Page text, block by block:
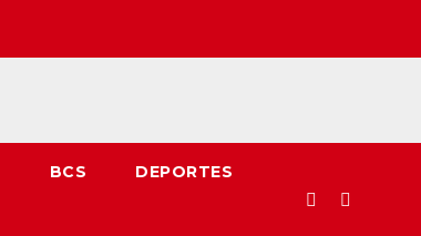
BCS DEPORTES